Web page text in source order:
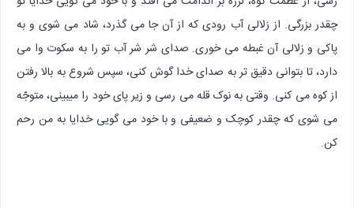
چقدر بزرگی. از زلالی آب رودی که از آن جا می گذرد، شاد می شوی و به
پاکی و زلالی آن غبطه می خوری. صدای شر شر آب تو را به سکوت وا می
دارد، تا بتوانی دقیق تر به صدای خدا گوش کنی، سپس شروع به بالا رفتن
از کوه می کنی. وقتی به نوک قله می رسی و زیر پای خود را میبینی، متوجّه
می شوی که چقدر کوچک و ضعیفی و با خود می گویی خدایا به من رحم
کن.